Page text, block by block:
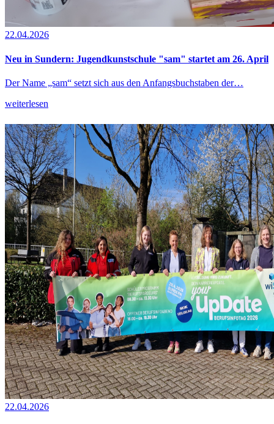
22.04.2026
Neu in Sundern: Jugendkunstschule "sam" startet am 26. April
Der Name „sam“ setzt sich aus den Anfangsbuchstaben der…
weiterlesen
22.04.2026